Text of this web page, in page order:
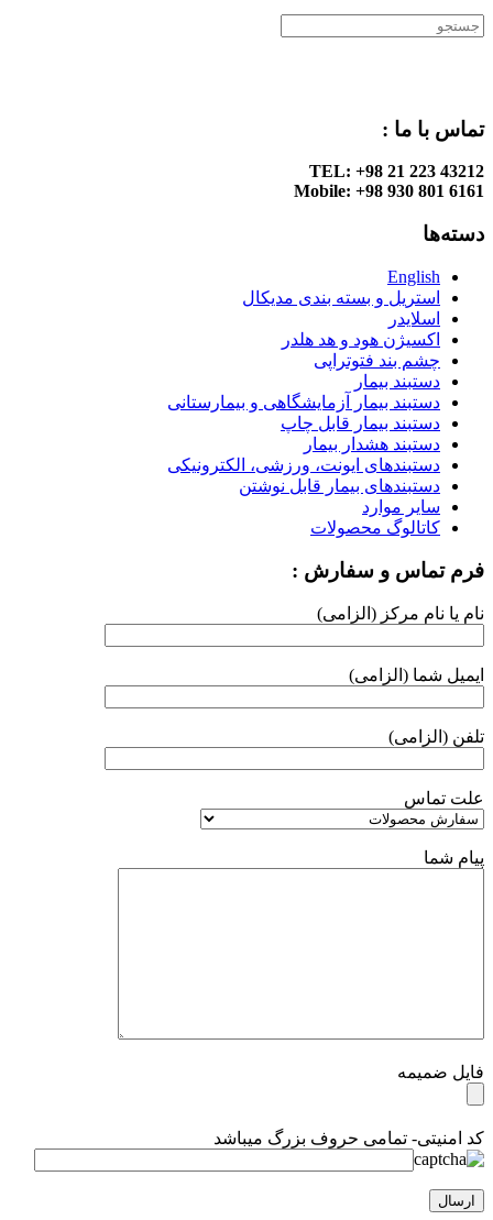
تماس با ما :
TEL: +98 21 223 43212
Mobile: +98 930 801 6161
دسته‌ها
English
استریل و بسته بندی مدیکال
اسلایدر
اکسیژن هود و هد هلدر
چشم بند فتوتراپی
دستبند بیمار
دستبند بیمار آزمایشگاهی و بیمارستانی
دستبند بیمار قابل چاپ
دستبند هشدار بیمار
دستبندهای ایونت، ورزشی، الکترونیکی
دستبندهای بیمار قابل نوشتن
سایر موارد
کاتالوگ محصولات
فرم تماس و سفارش :
نام یا نام مرکز (الزامی)
ایمیل شما (الزامی)
تلفن (الزامی)
علت تماس
پیام شما
فایل ضمیمه
کد امنیتی- تمامی حروف بزرگ میباشد